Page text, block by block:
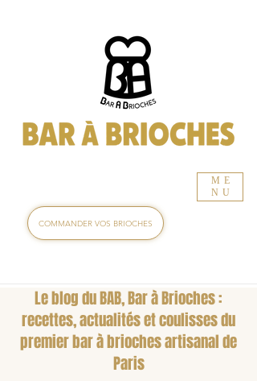
ME
NU
COMMANDER VOS BRIOCHES
Le blog du BAB, Bar à Brioches :
recettes, actualités et coulisses du
premier bar à brioches artisanal de
Paris